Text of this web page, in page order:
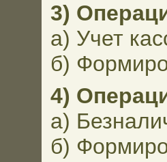
3)
а) Учет
б)
4)
а)
б)